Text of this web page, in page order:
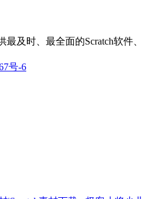
及时、最全面的Scratch软件、
号-6